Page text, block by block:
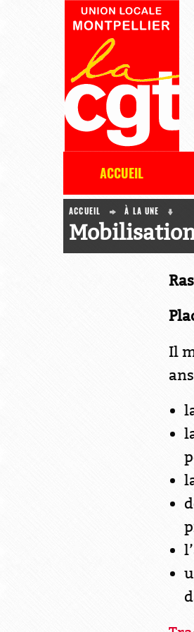
ACCUEIL
ACCUEIL À LA UNE
Il